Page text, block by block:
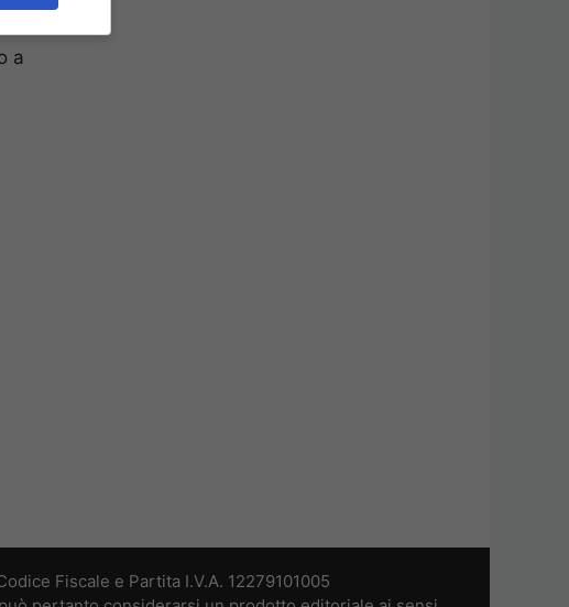
a
Fiscale e Partita I.V.A. 12279101005